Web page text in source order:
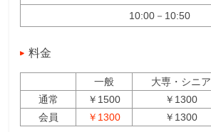
10:00－10:50
料金
一般 大専・シニア
通常
￥1500 ￥1300
会員
￥1300 ￥1300